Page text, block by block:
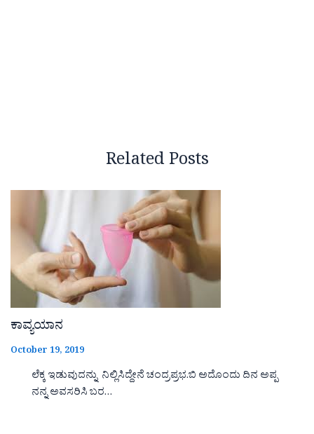
Related Posts
ಕಾವ್ಯಯಾನ
October 19, 2019
ಲೆಕ್ಕ ಇಡುವುದನ್ನು ನಿಲ್ಲಿಸಿದ್ದೇನೆ ಚಂದ್ರಪ್ರಭ.ಬಿ ಅದೊಂದು ದಿನ ಅಪ್ಪ
ನನ್ನ ಅವಸರಿಸಿ ಬರ…